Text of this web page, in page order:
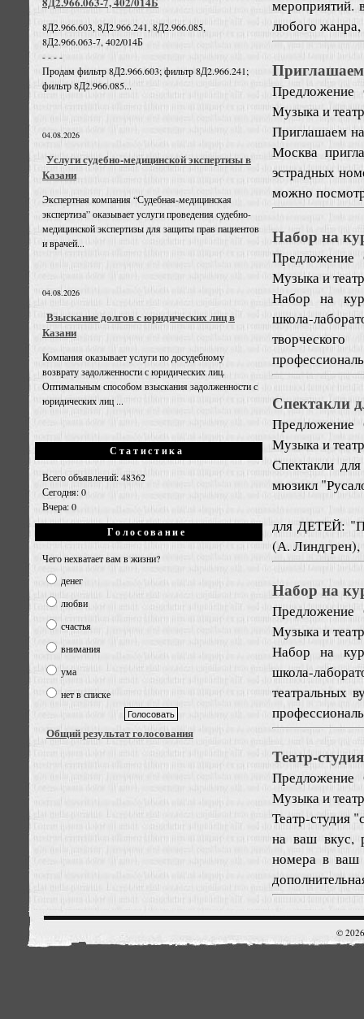
8Д2.966.603, 8Д2.966.241, 8Д2.966.085,
8Д2.966.063-7, 402/014Б
- - - -
Продам фильтр 8Д2.966.603; фильтр 8Д2.966.241;
фильтр 8Д2.966.085...
04.08.2026
Услуги судебно-медицинской экспертизы в
Казани
Экспертная компания “Судебная-медицинская
экспертиза” оказывает услуги проведения судебно-
медицинской экспертизы для защиты прав пациентов
и врачей...
04.08.2026
Взыскание долгов с юридических лиц в
Казани
Компания оказывает услуги по досудебному
возврату задолженности с юридических лиц.
Оптимальным способом взыскания задолженности с
юридических лиц ...
Статистика
Всего объявлений: 48362
Сегодня: 0
Вчера: 0
Голосование
Чего нехватает вам в жизни?
денег
любви
счастья
внимания
ума
нет в списке
Общий результат голосования
мероприятий.
любого жанра,
Предложение
Музыка и
Приглашаем
Москва
эстрадных
можно
Набор на
Предложение
Музыка и
Набор на
школа-
Спектакли
Предложение
Музыка и
Спектакли
мюзикл
для ДЕТЕЙ:
(А.
Набор на
Предложение
Музыка и
Набор на
школа-
театральных
Театр-
Предложение
Музыка и
Театр-студия
на ваш вкус,
номера в ваш
©